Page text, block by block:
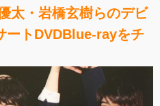
太・岩橋玄樹らのデビ
ートDVDBlue-rayをチ